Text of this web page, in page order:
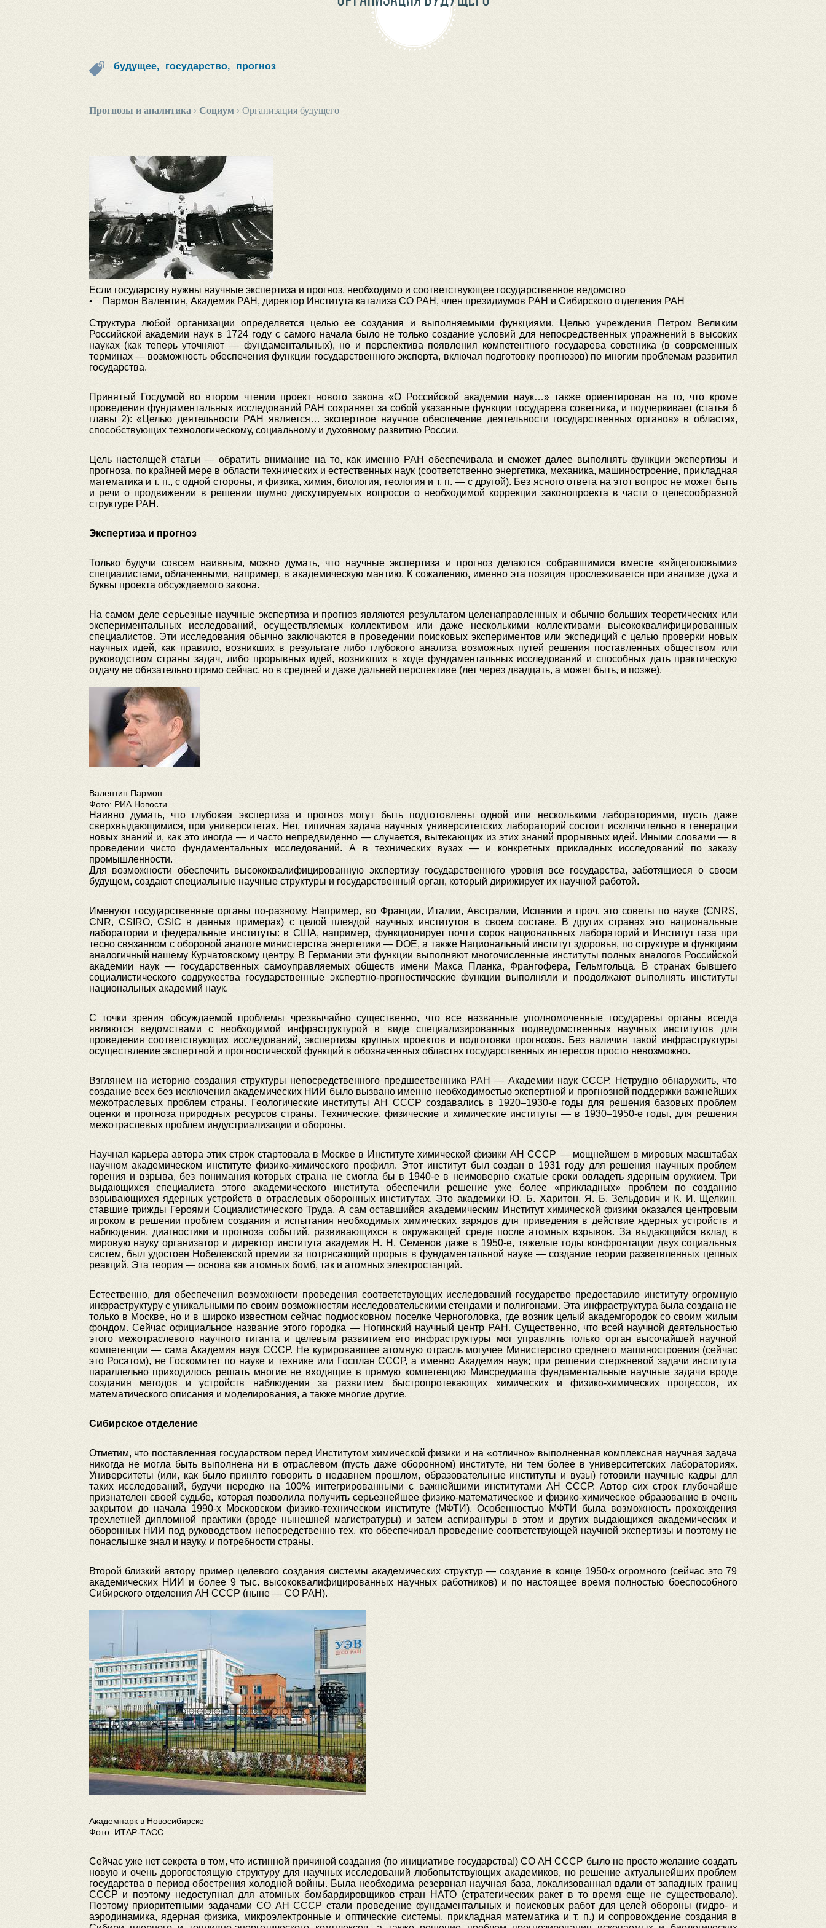
будущее, государство, прогноз
Прогнозы и аналитика › Социум› Организация будущего
Если государству нужны научные экспертиза и прогноз, необходимо и соответствующее государственное ведомство
• Пармон Валентин, Академик РАН, директор Института катализа СО РАН, член президиумов РАН и Сибирского отделения РАН
Структура любой организации определяется целью ее создания и выполняемыми функциями. Целью учреждения Петром Великим
Российской академии наук в 1724 году с самого начала было не только создание условий для непосредственных упражнений в высоких
науках (как теперь уточняют — фундаментальных), но и перспектива появления компетентного государева советника (в современных
терминах — возможность обеспечения функции государственного эксперта, включая подготовку прогнозов) по многим проблемам развития
государства.
Принятый Госдумой во втором чтении проект нового закона «О Российской академии наук…» также ориентирован на то, что кроме
проведения фундаментальных исследований РАН сохраняет за собой указанные функции государева советника, и подчеркивает (статья 6
главы 2): «Целью деятельности РАН является… экспертное научное обеспечение деятельности государственных органов» в областях,
способствующих технологическому, социальному и духовному развитию России.
Цель настоящей статьи — обратить внимание на то, как именно РАН обеспечивала и сможет далее выполнять функции экспертизы и
прогноза, по крайней мере в области технических и естественных наук (соответственно энергетика, механика, машиностроение, прикладная
математика и т. п., с одной стороны, и физика, химия, биология, геология и т. п. — с другой). Без ясного ответа на этот вопрос не может быть
и речи о продвижении в решении шумно дискутируемых вопросов о необходимой коррекции законопроекта в части о целесообразной
структуре РАН.
Экспертиза и прогноз
Только будучи совсем наивным, можно думать, что научные экспертиза и прогноз делаются собравшимися вместе «яйцеголовыми»
специалистами, облаченными, например, в академическую мантию. К сожалению, именно эта позиция прослеживается при анализе духа и
буквы проекта обсуждаемого закона.
На самом деле серьезные научные экспертиза и прогноз являются результатом целенаправленных и обычно больших теоретических или
экспериментальных исследований, осуществляемых коллективом или даже несколькими коллективами высококвалифицированных
специалистов. Эти исследования обычно заключаются в проведении поисковых экспериментов или экспедиций с целью проверки новых
научных идей, как правило, возникших в результате либо глубокого анализа возможных путей решения поставленных обществом или
руководством страны задач, либо прорывных идей, возникших в ходе фундаментальных исследований и способных дать практическую
отдачу не обязательно прямо сейчас, но в средней и даже дальней перспективе (лет через двадцать, а может быть, и позже).
Валентин Пармон
Фото: РИА Новости
Наивно думать, что глубокая экспертиза и прогноз могут быть подготовлены одной или несколькими лабораториями, пусть даже
сверхвыдающимися, при университетах. Нет, типичная задача научных университетских лабораторий состоит исключительно в генерации
новых знаний и, как это иногда — и часто непредвиденно — случается, вытекающих из этих знаний прорывных идей. Иными словами — в
проведении чисто фундаментальных исследований. А в технических вузах — и конкретных прикладных исследований по заказу
промышленности.
Для возможности обеспечить высококвалифицированную экспертизу государственного уровня все государства, заботящиеся о своем
будущем, создают специальные научные структуры и государственный орган, который дирижирует их научной работой.
Именуют государственные органы по-разному. Например, во Франции, Италии, Австралии, Испании и проч. это советы по науке (CNRS,
CNR, CSIRO, CSIС в данных примерах) с целой плеядой научных институтов в своем составе. В других странах это национальные
лаборатории и федеральные институты: в США, например, функционирует почти сорок национальных лабораторий и Институт газа при
тесно связанном с обороной аналоге министерства энергетики — DOE, а также Национальный институт здоровья, по структуре и функциям
аналогичный нашему Курчатовскому центру. В Германии эти функции выполняют многочисленные институты полных аналогов Российской
академии наук — государственных самоуправляемых обществ имени Макса Планка, Франгофера, Гельмгольца. В странах бывшего
социалистического содружества государственные экспертно-прогностические функции выполняли и продолжают выполнять институты
национальных академий наук.
С точки зрения обсуждаемой проблемы чрезвычайно существенно, что все названные уполномоченные государевы органы всегда
являются ведомствами с необходимой инфраструктурой в виде специализированных подведомственных научных институтов для
проведения соответствующих исследований, экспертизы крупных проектов и подготовки прогнозов. Без наличия такой инфраструктуры
осуществление экспертной и прогностической функций в обозначенных областях государственных интересов просто невозможно.
Взглянем на историю создания структуры непосредственного предшественника РАН — Академии наук СССР. Нетрудно обнаружить, что
создание всех без исключения академических НИИ было вызвано именно необходимостью экспертной и прогнозной поддержки важнейших
межотраслевых проблем страны. Геологические институты АН СССР создавались в 1920–1930-е годы для решения базовых проблем
оценки и прогноза природных ресурсов страны. Технические, физические и химические институты — в 1930–1950-е годы, для решения
межотраслевых проблем индустриализации и обороны.
Научная карьера автора этих строк стартовала в Москве в Институте химической физики АН СССР — мощнейшем в мировых масштабах
научном академическом институте физико-химического профиля. Этот институт был создан в 1931 году для решения научных проблем
горения и взрыва, без понимания которых страна не смогла бы в 1940-е в неимоверно сжатые сроки овладеть ядерным оружием. Три
выдающихся специалиста этого академического института обеспечили решение уже более «прикладных» проблем по созданию
взрывающихся ядерных устройств в отраслевых оборонных институтах. Это академики Ю. Б. Харитон, Я. Б. Зельдович и К. И. Щелкин,
ставшие трижды Героями Социалистического Труда. А сам оставшийся академическим Институт химической физики оказался центровым
игроком в решении проблем создания и испытания необходимых химических зарядов для приведения в действие ядерных устройств и
наблюдения, диагностики и прогноза событий, развивающихся в окружающей среде после атомных взрывов. За выдающийся вклад в
мировую науку организатор и директор института академик Н. Н. Семенов даже в 1950-е, тяжелые годы конфронтации двух социальных
систем, был удостоен Нобелевской премии за потрясающий прорыв в фундаментальной науке — создание теории разветвленных цепных
реакций. Эта теория — основа как атомных бомб, так и атомных электростанций.
Естественно, для обеспечения возможности проведения соответствующих исследований государство предоставило институту огромную
инфраструктуру с уникальными по своим возможностям исследовательскими стендами и полигонами. Эта инфраструктура была создана не
только в Москве, но и в широко известном сейчас подмосковном поселке Черноголовка, где возник целый академгородок со своим жилым
фондом. Сейчас официальное название этого городка — Ногинский научный центр РАН. Существенно, что всей научной деятельностью
этого межотраслевого научного гиганта и целевым развитием его инфраструктуры мог управлять только орган высочайшей научной
компетенции — сама Академия наук СССР. Не курировавшее атомную отрасль могучее Министерство среднего машиностроения (сейчас
это Росатом), не Госкомитет по науке и технике или Госплан СССР, а именно Академия наук; при решении стержневой задачи института
параллельно приходилось решать многие не входящие в прямую компетенцию Минсредмаша фундаментальные научные задачи вроде
создания методов и устройств наблюдения за развитием быстропротекающих химических и физико-химических процессов, их
математического описания и моделирования, а также многие другие.
Сибирское отделение
Отметим, что поставленная государством перед Институтом химической физики и на «отлично» выполненная комплексная научная задача
никогда не могла быть выполнена ни в отраслевом (пусть даже оборонном) институте, ни тем более в университетских лабораториях.
Университеты (или, как было принято говорить в недавнем прошлом, образовательные институты и вузы) готовили научные кадры для
таких исследований, будучи нередко на 100% интегрированными с важнейшими институтами АН СССР. Автор сих строк глубочайше
признателен своей судьбе, которая позволила получить серьезнейшее физико-математическое и физико-химическое образование в очень
закрытом до начала 1990-х Московском физико-техническом институте (МФТИ). Особенностью МФТИ была возможность прохождения
трехлетней дипломной практики (вроде нынешней магистратуры) и затем аспирантуры в этом и других выдающихся академических и
оборонных НИИ под руководством непосредственно тех, кто обеспечивал проведение соответствующей научной экспертизы и поэтому не
понаслышке знал и науку, и потребности страны.
Второй близкий автору пример целевого создания системы академических структур — создание в конце 1950-х огромного (сейчас это 79
академических НИИ и более 9 тыс. высококвалифицированных научных работников) и по настоящее время полностью боеспособного
Сибирского отделения АН СССР (ныне — СО РАН).
Академпарк в Новосибирске
Фото: ИТАР-ТАСС
Сейчас уже нет секрета в том, что истинной причиной создания (по инициативе государства!) СО АН СССР было не просто желание создать
новую и очень дорогостоящую структуру для научных исследований любопытствующих академиков, но решение актуальнейших проблем
государства в период обострения холодной войны. Была необходима резервная научная база, локализованная вдали от западных границ
СССР и поэтому недоступная для атомных бомбардировщиков стран НАТО (стратегических ракет в то время еще не существовало).
Поэтому приоритетными задачами СО АН СССР стали проведение фундаментальных и поисковых работ для целей обороны (гидро- и
аэродинамика, ядерная физика, микроэлектронные и оптические системы, прикладная математика и т. п.) и сопровождение создания в